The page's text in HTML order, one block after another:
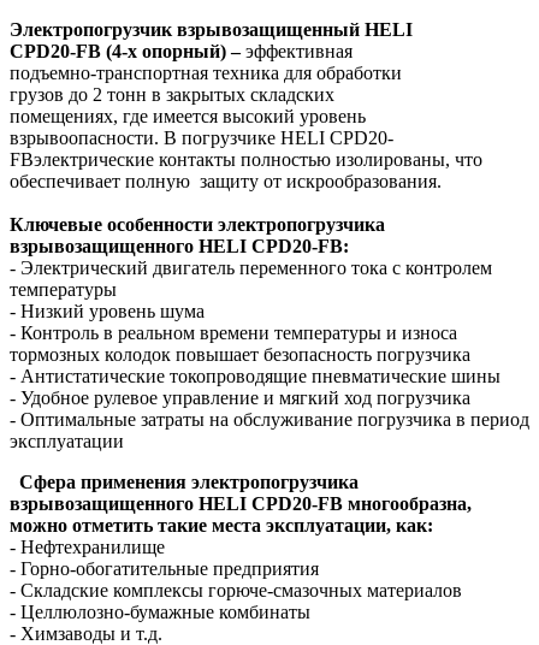
Электропогрузчик взрывозащищенный HELI
CPD20-FB (4-х опорный) –эффективная
подъемно-транспортная техника для обработки
грузов до 2 тонн в закрытых складских
помещениях, где имеется высокий уровень
взрывоопасности. В погрузчике HELI CPD20-
FBэлектрические контакты полностью изолированы, что
обеспечивает полную защиту от искрообразования.
Ключевые особенности электропогрузчика
взрывозащищенного HELI CPD20-FB:
- Электрический двигатель переменного тока с контролем
температуры
- Низкий уровень шума
- Контроль в реальном времени температуры и износа
тормозных колодок повышает безопасность погрузчика
- Антистатические токопроводящие пневматические шины
- Удобное рулевое управление и мягкий ход погрузчика
- Оптимальные затраты на обслуживание погрузчика в период
эксплуатации
Сфера применения электропогрузчика
взрывозащищенного HELI CPD20-FB многообразна,
можно отметить такие места эксплуатации, как:
- Нефтехранилище
- Горно-обогатительные предприятия
- Складские комплексы горюче-смазочных материалов
- Целлюлозно-бумажные комбинаты
- Химзаводы и т.д.